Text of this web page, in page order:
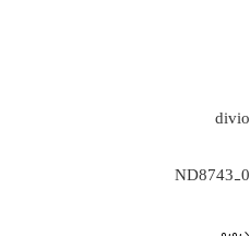
divio
ND8743_0